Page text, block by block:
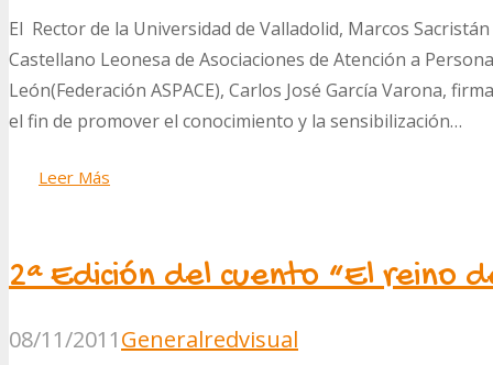
El Rector de la Universidad de Valladolid, Marcos
Castellano Leonesa de Asociaciones de Atención a
León(Federación ASPACE), Carlos José García Varona,
el fin de promover el conocimiento y la sensibilización…
Leer Más
2ª Edición del cuento “El reino
08/11/2011Generalredvisual